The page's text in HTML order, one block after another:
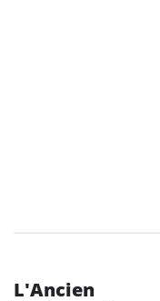
L'Ancien